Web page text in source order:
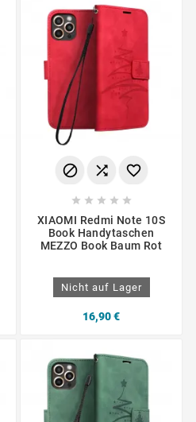
  
    
XIAOMI Redmi Note 10S
Book Handytaschen
MEZZO Book Baum Rot
Nicht auf Lager
16,90 €